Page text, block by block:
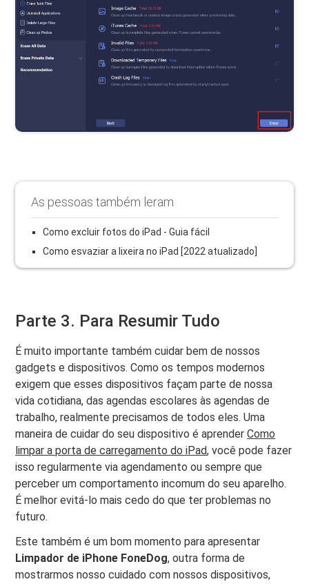
As pessoas também leram
Como excluir fotos do iPad - Guia fácil
Como esvaziar a lixeira no iPad [2022 atualizado]
Parte 3. Para Resumir Tudo
É muito importante também cuidar bem de nossos
gadgets e dispositivos. Como os tempos modernos
exigem que esses dispositivos façam parte de nossa
vida cotidiana, das agendas escolares às agendas de
trabalho, realmente precisamos de todos eles. Uma
maneira de cuidar do seu dispositivo é aprenderComo
limpar a porta de carregamento do iPad, você pode fazer
isso regularmente via agendamento ou sempre que
perceber um comportamento incomum do seu aparelho.
É melhor evitá-lo mais cedo do que ter problemas no
futuro.
Este também é um bom momento para apresentar
Limpador de iPhone FoneDog, outra forma de
mostrarmos nosso cuidado com nossos dispositivos,